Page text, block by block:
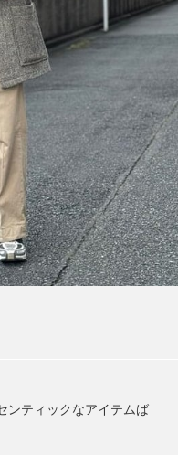
ンティックなアイテムば